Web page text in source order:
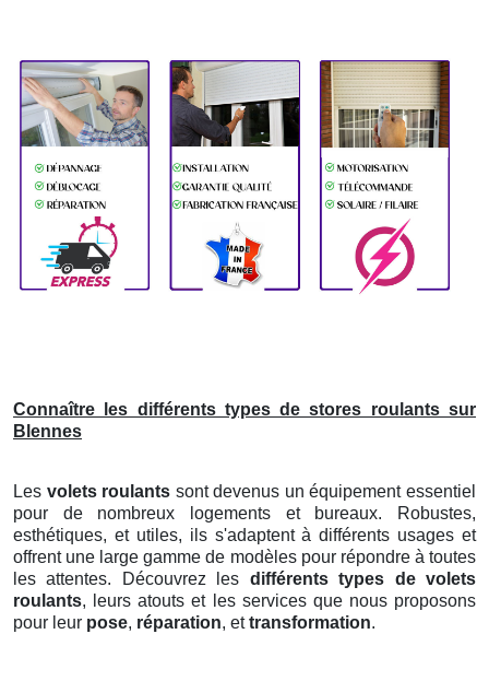
Connaître les différents types de stores roulants sur
Blennes
Les volets roulants sont devenus un équipement essentiel
pour de nombreux logements et bureaux. Robustes,
esthétiques, et utiles, ils s'adaptent à différents usages et
offrent une large gamme de modèles pour répondre à toutes
les attentes. Découvrez les différents types de volets
roulants, leurs atouts et les services que nous proposons
pour leur pose, réparation, ettransformation.